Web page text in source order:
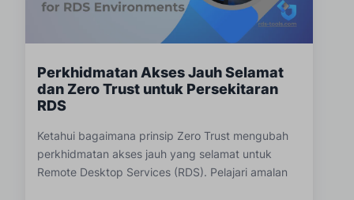
Perkhidmatan Akses Jauh Selamat
dan Zero Trust untuk Persekitaran
RDS
Ketahui bagaimana prinsip Zero Trust mengubah
perkhidmatan akses jauh yang selamat untuk
Remote Desktop Services (RDS). Pelajari amalan